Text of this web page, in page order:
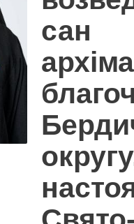
сан